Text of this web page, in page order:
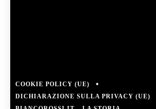
COOKIE POLICY (UE)
DICHIARAZIONE SULLA PRIVACY (UE)